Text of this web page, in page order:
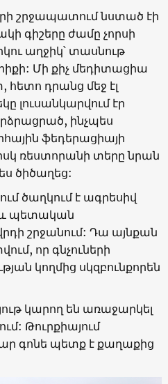
շրջապատում նստած էի
գիշերը ժամը չորսի
աղջիկ՝ տասնութ
Մի քիչ մեդիտացիա
դրանց մեջ էլ
լուսանկարվում էր
ինչպես
ֆեդերացիայի
ռեստորանի տերը նրան
ծիծաղեց:
ծաղկում է ագրեսիվ
և պետական
շրջանում: Դա այնքան
որ գնչուների
կողմից սկզբունքորեն
կարող են առաջարկել
Թուրքիայում
գոնե պետք է քաղաքից